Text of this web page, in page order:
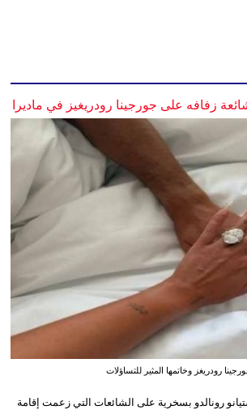
زفافه على جورجينا رودريغيز في ماديرا
رودريغز وخاتمها المثير للتساؤلات
رونالدو بسخرية على الشائعات التي زعمت إقامة